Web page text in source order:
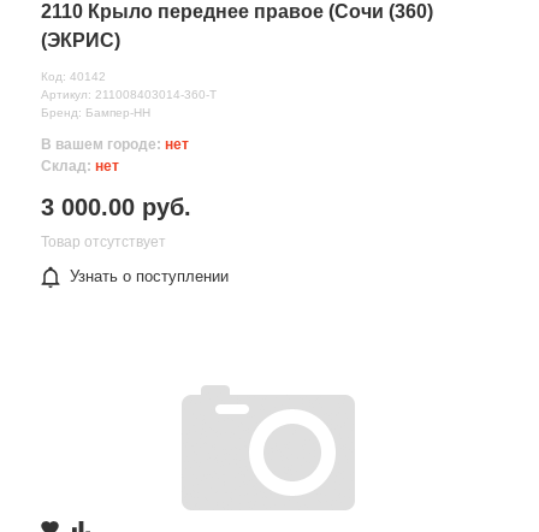
2110 Крыло переднее правое (Сочи (360)
(ЭКРИС)
Код: 40142
Артикул: 211008403014-360-T
Бренд: Бампер-НН
В вашем городе: нет
Склад: нет
3 000.00 руб.
Товар отсутствует
Узнать о поступлении